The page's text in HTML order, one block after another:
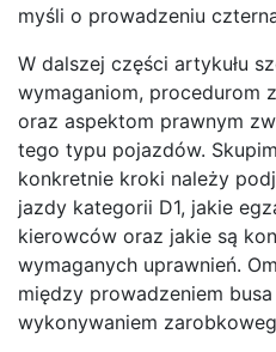
myśli o prowadzeniu
W dalszej części artykułu
wymaganiom, procedurom
oraz aspektom prawnym
tego typu pojazdów.
konkretnie kroki należy
jazdy kategorii D1, jakie
kierowców oraz jakie są
wymaganych uprawnień.
między prowadzeniem
wykonywaniem